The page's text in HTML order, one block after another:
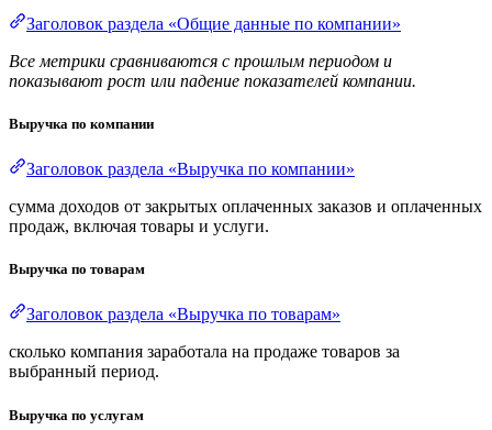
Заголовок раздела «Общие данные по компании»
Все метрики сравниваются с прошлым периодом и
показывают рост или падение показателей компании.
Выручка по компании
Заголовок раздела «Выручка по компании»
сумма доходов от закрытых оплаченных заказов и оплаченных
продаж, включая товары и услуги.
Выручка по товарам
Заголовок раздела «Выручка по товарам»
сколько компания заработала на продаже товаров за
выбранный период.
Выручка по услугам